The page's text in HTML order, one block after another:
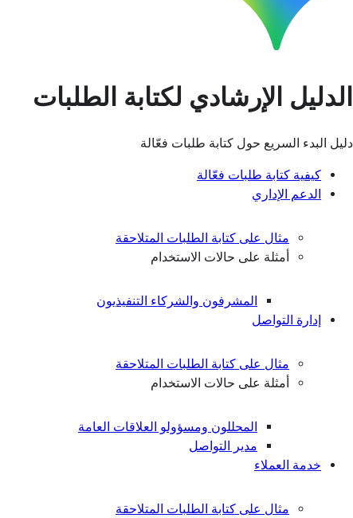
الدليل الإرشادي لكتابة الطلبات
دليل البدء السريع حول كتابة طلبات فعّالة
كيفية كتابة طلبات فعّالة
الدعم الإداري
مثال على كتابة الطلبات المتلاحقة
أمثلة على حالات الاستخدام
المشرفون والشركاء التنفيذيون
إدارة التواصل
مثال على كتابة الطلبات المتلاحقة
أمثلة على حالات الاستخدام
المحللون ومسؤولو العلاقات العامة
مدير التواصل
خدمة العملاء
مثال على كتابة الطلبات المتلاحقة